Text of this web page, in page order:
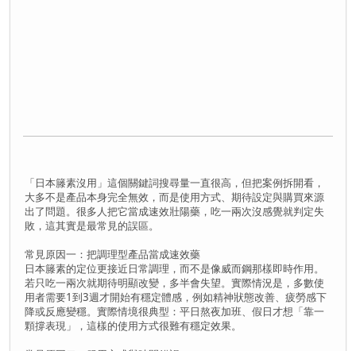
「日本籐素沒用」這個關鍵詞搜尋量一直很高，但把案例拆開看，
大多不是產品本身完全無效，而是使用方式、期待設定與購買來源
出了問題。很多人把它當成速效壯陽藥，吃一兩次沒感覺就判定失
敗，這其實是最常見的誤區。
常見原因一：把調理型產品當成速效藥
日本籐素的定位更接近日常調理，而不是像威而鋼那樣即時作用。
若只吃一兩次就期待明顯改變，多半會失望。實際情況是，多數使
用者需要1到3週才開始有穩定體感，例如精神狀態改善、疲勞感下
降或反應變穩。實際情境很典型：平日熬夜加班、假日才想「靠一
顆撐表現」，這樣的使用方式很難有穩定效果。